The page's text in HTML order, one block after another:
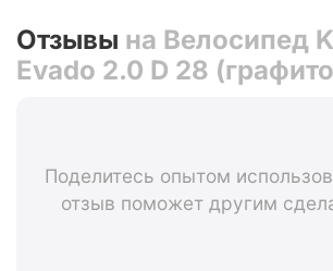
Отзывы на Велосипед
Evado 2.0 D 28
Поделитесь опытом
отзыв поможет другим